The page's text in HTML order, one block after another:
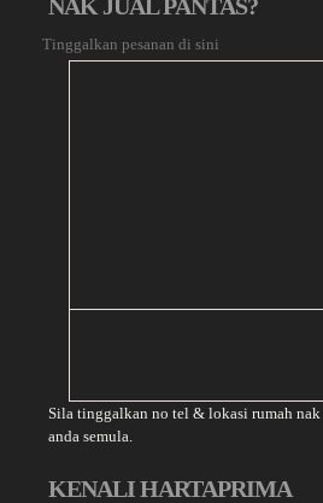
NAK JUAL PANTAS?
Tinggalkan pesanan di sini
Sila tinggalkan no tel & lokasi rumah
anda semula.
KENALI HARTAPRIMA